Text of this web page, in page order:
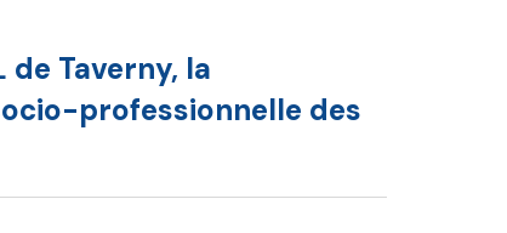
Taverny, la
professionnelle des